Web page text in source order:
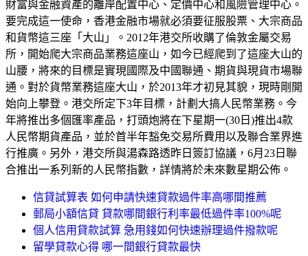
財富與金融資產的離岸配置中心、定價中心和風險管理中心。
要完成這一使命，香港金融市場就必須要征服股票、大宗商品
和貨幣這三座「大山」。2012年港交所收購了倫敦金屬交易
所，開始爬大宗商品業務這座山，如今已經爬到了這座大山的
山腰，將來的目標是實現國際及中國聯通、期貨與現貨市場聯
通。對於貨幣業務這座大山，於2013年才初見其貌，現時剛開
始向上攀登。港交所定下3年目標，計劃大搞人民幣業務。今
年將推出多個匯率產品，打頭炮將在下星期一(30日)推出4款
人民幣期貨產品，並於首半年豁免交易所費用以及聯合業界進
行推廣。另外，港交所與湯森路透昨日簽訂協議，6月23日聯
合推出一系列新的人民幣指數，詳情將於未來數星期公佈。
信貸試算表 如何申請快速貸款過件率高哪間推薦
郵局小額信貸 貸款哪間銀行利率最低過件率100%呢
個人信用貸款試算 急用錢如何快速辦理過件撥款呢
留學貸款心得 哪一間銀行貸款最快